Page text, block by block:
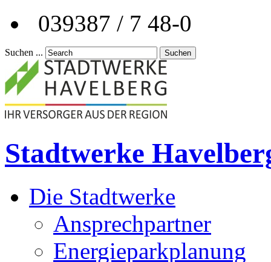
039387 / 7 48-0
Suchen ... Suchen
Stadtwerke
Die Stadtwerke
Ansprechpartner
Energieparkplanung